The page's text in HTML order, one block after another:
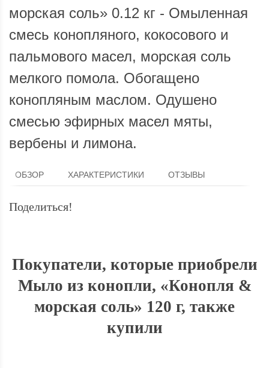
морская соль» 0.12 кг - Омыленная
смесь конопляного, кокосового и
пальмового масел, морская соль
мелкого помола. Обогащено
конопляным маслом. Одушено
смесью эфирных масел мяты,
вербены и лимона.
ОБЗОР ХАРАКТЕРИСТИКИ ОТЗЫВЫ
Поделиться!
Покупатели, которые приобрели
Мыло из конопли, «Конопля &
морская соль» 120 г, также
купили